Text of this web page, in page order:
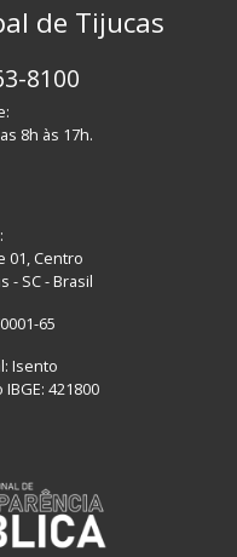
de Tijucas
8100
8h às 17h.
01, Centro
- SC - Brasil
65
Isento
421800